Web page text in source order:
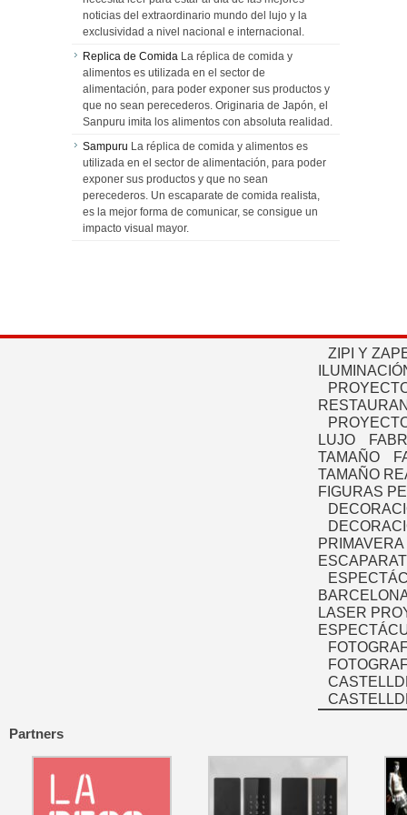
noticias del extraordinario mundo del lujo y la
exclusividad a nivel nacional e internacional.
Replica de Comida La réplica de comida y
alimentos es utilizada en el sector de
alimentación, para poder exponer sus productos y
que no sean perecederos. Originaria de Japón, el
Sanpuru imita los alimentos con absoluta realidad.
Sampuru La réplica de comida y alimentos es
utilizada en el sector de alimentación, para poder
exponer sus productos y que no sean
perecederos. Un escaparate de comida realista,
es la mejor forma de comunicar, se consigue un
impacto visual mayor.
ZIPI Y
LUJO
TAMAÑO
TAMAÑO
FIGURAS
PRIMAVERA
LASER
Partners